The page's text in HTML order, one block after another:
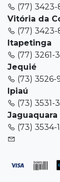
(77) 3423-
Vitória da
(77) 3423-
Itapetinga
(77) 3261-
Jequié
(73) 3526-
Ipiaú
(73) 3531-
Jaguaquara
(73) 3534-